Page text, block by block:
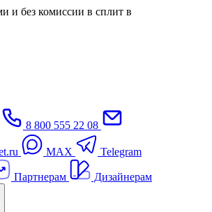
и без комиссии в сплит в
8 800 555 22 08
MAX Telegram
Партнерам Дизайнерам